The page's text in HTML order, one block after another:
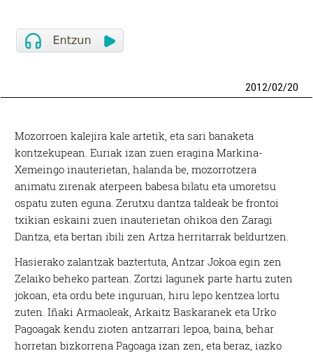
2012/02/20
Mozorroen kalejira kale artetik, eta sari banaketa
kontzekupean. Euriak izan zuen eragina Markina-
Xemeingo inauterietan, halanda be, mozorrotzera
animatu zirenak aterpeen babesa bilatu eta umoretsu
ospatu zuten eguna. Zerutxu dantza taldeak be frontoi
txikian eskaini zuen inauterietan ohikoa den Zaragi
Dantza, eta bertan ibili zen Artza herritarrak beldurtzen.
Hasierako zalantzak baztertuta, Antzar Jokoa egin zen
Zelaiko beheko partean. Zortzi lagunek parte hartu zuten
jokoan, eta ordu bete inguruan, hiru lepo kentzea lortu
zuten. Iñaki Armaoleak, Arkaitz Baskaranek eta Urko
Pagoagak kendu zioten antzarrari lepoa, baina, behar
horretan bizkorrena Pagoaga izan zen, eta beraz, iazko